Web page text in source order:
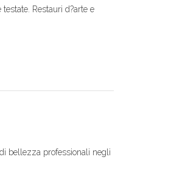
Restauri d?arte e
bellezza professionali negli